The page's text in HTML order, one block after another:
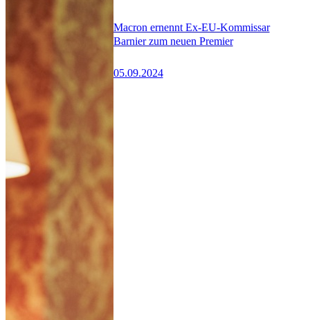
Macron ernennt Ex-EU-Kommissar
Barnier zum neuen Premier
05.09.2024